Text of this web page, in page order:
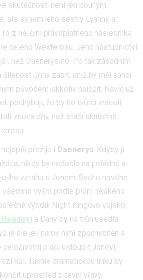
skutečnosti není jen pouhým
ale synem jeho sestry Lyanny a
To z něj činí právoplatného následníka
celého Westerosu. Jeho nástupnictví
než Daenerysino. Po tak zásadním
šílenost Jona zabít, aniž by měl šanci
původem jakkoliv naložit. Navíc už
pochybuji, že by ho tvůrci vraceli
znova dřív, než stačí skutečně
přežije i Daenerys. Kdyby ji
nikdy by nedošlo na pořádné a
vztahu s Jonem. Svého nového
vyšlo podle přání nějakého
vyřídili Night Kingovo vojsko,
) a Dany by na trůn usedla
je ale její nárok nyní zpochybněn a
celoživotní práci ustoupit Jonovi,
kůl. Takhle dramatickou linku by
uprostřed bitevní vřavy,